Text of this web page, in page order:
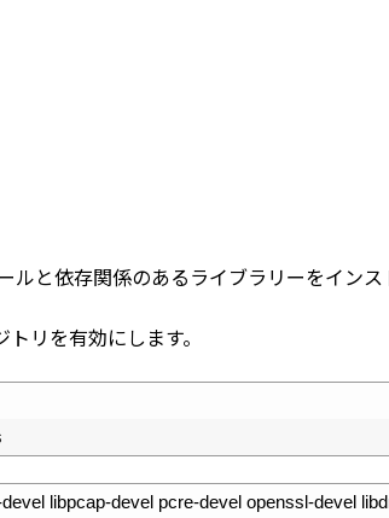
と依存関係のあるライブラリーをインス
リを有効にします。
libpcap-devel pcre-devel openssl-devel